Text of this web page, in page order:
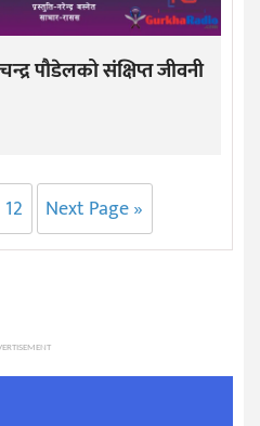
पौडेलको संक्षिप्त जीवनी
12 Next Page »